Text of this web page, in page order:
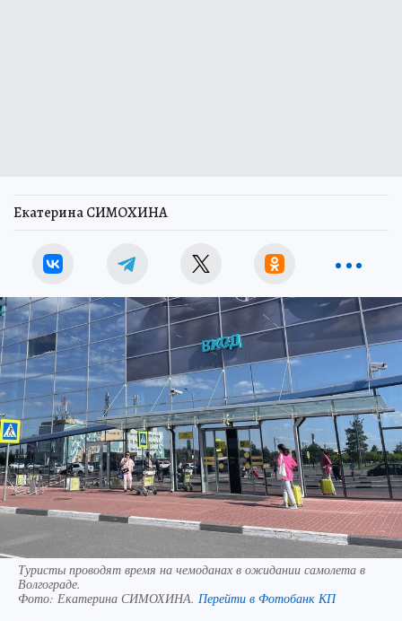
Екатерина СИМОХИНА
Туристы проводят время на чемоданах в ожидании самолета в
Волгограде.
Фото: Екатерина СИМОХИНА. Перейти в Фотобанк КП